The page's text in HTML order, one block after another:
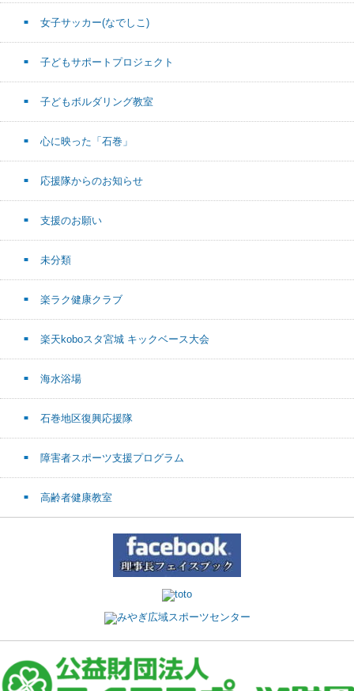
女子サッカー(なでしこ)
子どもサポートプロジェクト
子どもボルダリング教室
心に映った「石巻」
応援隊からのお知らせ
支援のお願い
未分類
楽ラク健康クラブ
楽天koboスタ宮城 キックベース大会
海水浴場
石巻地区復興応援隊
障害者スポーツ支援プログラム
高齢者健康教室